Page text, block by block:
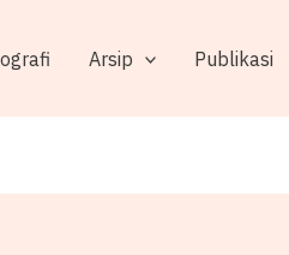
Arsip Publikasi